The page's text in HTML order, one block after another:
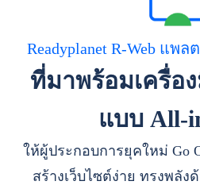
Readyplanet R-Web แพ
ที่มาพร้อมเครื่อ
แบบ All-
ให้ผู้ประกอบการยุคใหม่ Go
สร้างเว็บไซต์ง่าย ทรงพลัง